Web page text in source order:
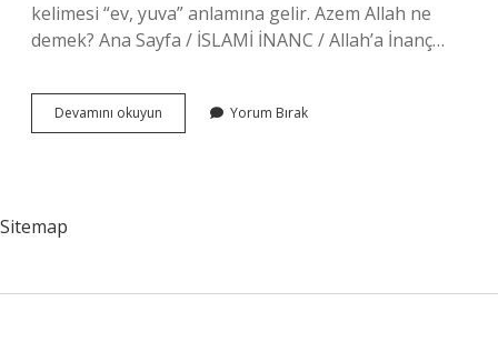
kelimesi “ev, yuva” anlamına gelir. Azem Allah ne
demek? Ana Sayfa / İSLAMİ İNANC / Allah’a İnanç…
Devamını okuyun
Kürtçe
Yorum Bırak
Sitemap